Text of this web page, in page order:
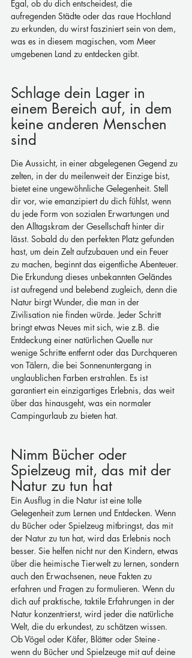
Egal, ob du dich entscheidest, die
aufregenden Städte oder das raue Hochland
zu erkunden, du wirst fasziniert sein von dem,
was es in diesem magischen, vom Meer
umgebenen Land zu entdecken gibt.
Schlage dein Lager in
einem Bereich auf, in dem
keine anderen Menschen
sind
Die Aussicht, in einer abgelegenen Gegend zu
zelten, in der du meilenweit der Einzige bist,
bietet eine ungewöhnliche Gelegenheit. Stell
dir vor, wie emanzipiert du dich fühlst, wenn
du jede Form von sozialen Erwartungen und
den Alltagskram der Gesellschaft hinter dir
lässt. Sobald du den perfekten Platz gefunden
hast, um dein Zelt aufzubauen und ein Feuer
zu machen, beginnt das eigentliche Abenteuer.
Die Erkundung dieses unbekannten Geländes
ist aufregend und belebend zugleich, denn die
Natur birgt Wunder, die man in der
Zivilisation nie finden würde. Jeder Schritt
bringt etwas Neues mit sich, wie z.B. die
Entdeckung einer natürlichen Quelle nur
wenige Schritte entfernt oder das Durchqueren
von Tälern, die bei Sonnenuntergang in
unglaublichen Farben erstrahlen. Es ist
garantiert ein einzigartiges Erlebnis, das weit
über das hinausgeht, was ein normaler
Campingurlaub zu bieten hat.
Nimm Bücher oder
Spielzeug mit, das mit der
Natur zu tun hat
Ein Ausflug in die Natur ist eine tolle
Gelegenheit zum Lernen und Entdecken. Wenn
du Bücher oder Spielzeug mitbringst, das mit
der Natur zu tun hat, wird das Erlebnis noch
besser. Sie helfen nicht nur den Kindern, etwas
über die heimische Tierwelt zu lernen, sondern
auch den Erwachsenen, neue Fakten zu
erfahren und Fragen zu formulieren. Wenn du
dich auf praktische, taktile Erfahrungen in der
Natur konzentrierst, wird jeder die natürliche
Welt, die du erkundest, zu schätzen wissen.
Ob Vögel oder Käfer, Blätter oder Steine -
wenn du Bücher und Spielzeuge mit auf deine